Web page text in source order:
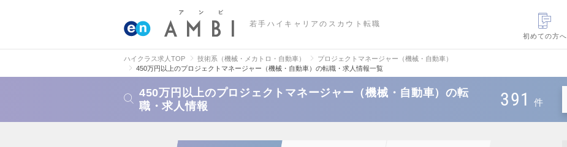
若手ハイキャリアのスカウト転職
初めての方へ
ハイクラス求人TOP 技術系（機械・メカトロ・自動車）
プロジェクトマネージャー（機械・自動車）
450万円以上のプロジェクトマネージャー（機械・自動車）の転職・求人情報一覧
450万円以上のプロジェクトマネージャー（機械・自動車）の転
職・求人情報
391 件